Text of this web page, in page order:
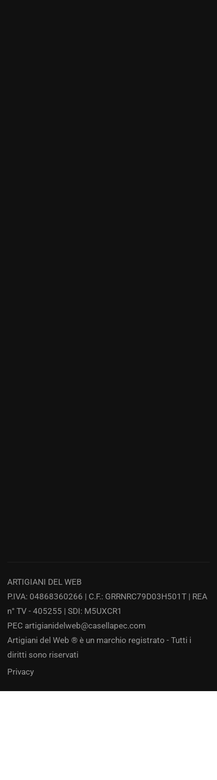
ARTIGIANI DEL WEB
P.IVA: 04868360266 | C.F.: GRRNRC79D03H501T | REA
n° TV - 405255 | SDI: M5UXCR1
PEC artigianidelweb@casellapec.com
Artigiani del Web ® è un marchio registrato - Tutti i
diritti sono riservati
Privacy